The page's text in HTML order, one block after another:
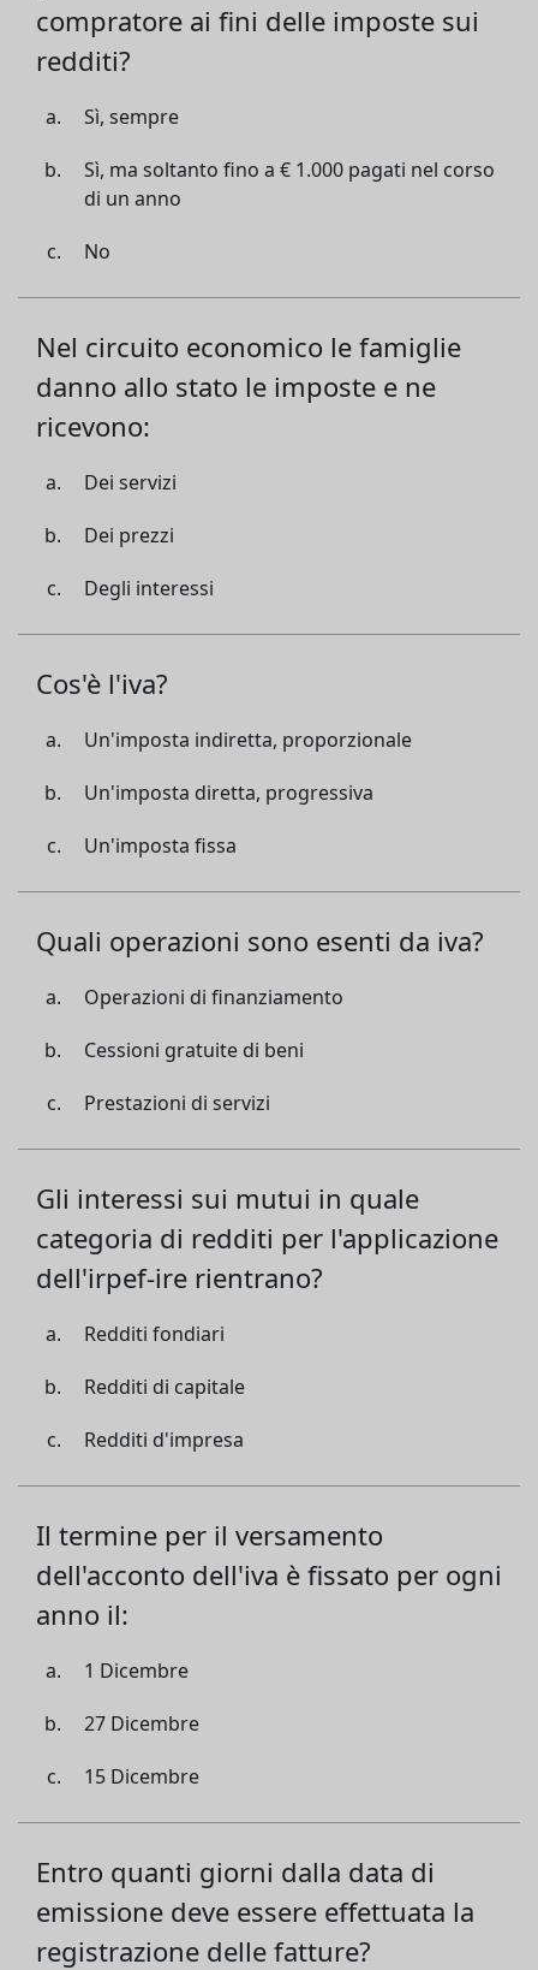
compratore ai fini delle imposte sui
redditi?
Sì, sempre
Sì, ma soltanto fino a € 1.000 pagati nel corso
di un anno
No
Nel circuito economico le famiglie
danno allo stato le imposte e ne
ricevono:
Dei servizi
Dei prezzi
Degli interessi
Cos'è l'iva?
Un'imposta indiretta, proporzionale
Un'imposta diretta, progressiva
Un'imposta fissa
Quali operazioni sono esenti da iva?
Operazioni di finanziamento
Cessioni gratuite di beni
Prestazioni di servizi
Gli interessi sui mutui in quale
categoria di redditi per l'applicazione
dell'irpef-ire rientrano?
Redditi fondiari
Redditi di capitale
Redditi d'impresa
Il termine per il versamento
dell'acconto dell'iva è fissato per ogni
anno il:
1 Dicembre
27 Dicembre
15 Dicembre
Entro quanti giorni dalla data di
emissione deve essere effettuata la
registrazione delle fatture?